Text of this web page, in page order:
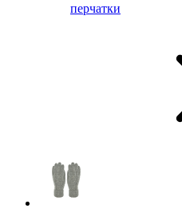
перчатки